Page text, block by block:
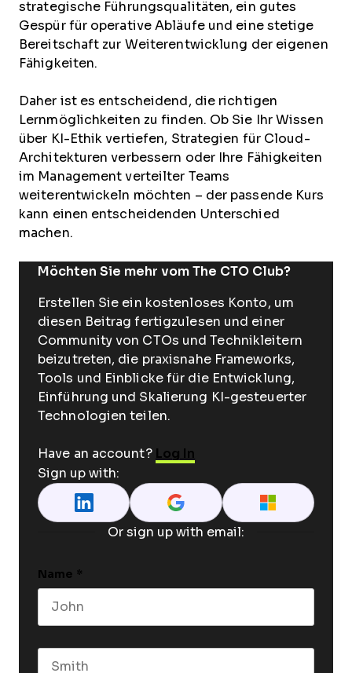
strategische Führungsqualitäten, ein gutes
Gespür für operative Abläufe und eine stetige
Bereitschaft zur Weiterentwicklung der eigenen
Fähigkeiten.
Daher ist es entscheidend, die richtigen
Lernmöglichkeiten zu finden. Ob Sie Ihr Wissen
über KI-Ethik vertiefen, Strategien für Cloud-
Architekturen verbessern oder Ihre Fähigkeiten
im Management verteilter Teams
weiterentwickeln möchten – der passende Kurs
kann einen entscheidenden Unterschied
machen.
Möchten Sie mehr vom The CTO Club?
Erstellen Sie ein kostenloses Konto, um
diesen Beitrag fertigzulesen und einer
Community von CTOs und Technikleitern
beizutreten, die praxisnahe Frameworks,
Tools und Einblicke für die Entwicklung,
Einführung und Skalierung KI-gesteuerter
Technologien teilen.
Have an account? Log In
Sign up with:
Or sign up with email:
Name *